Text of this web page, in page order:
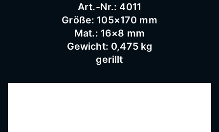
Art.-Nr.: 4011
Größe: 105×170 mm
Mat.: 16×8 mm
Gewicht: 0,475 kg
gerillt